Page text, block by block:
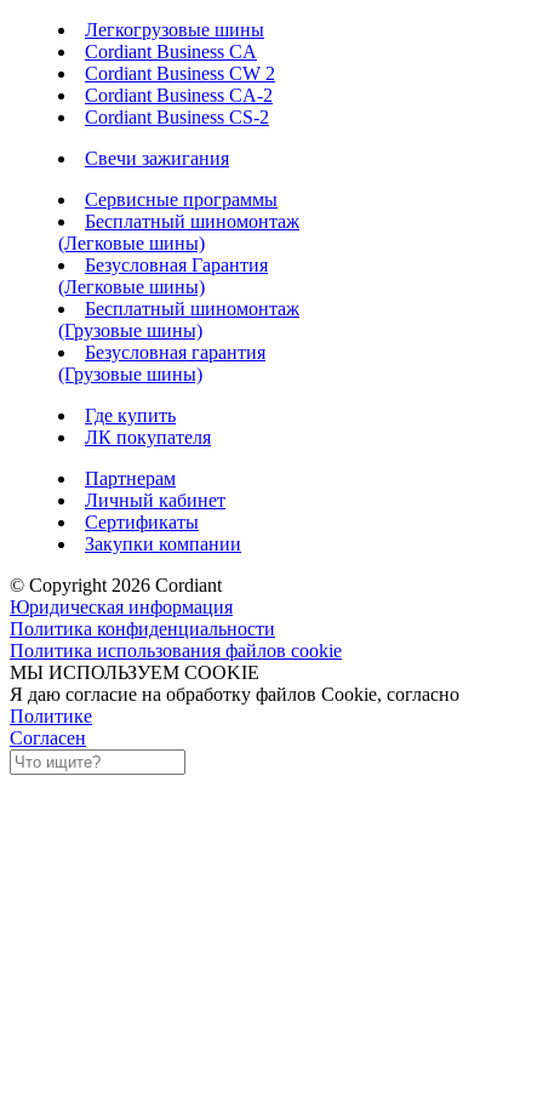
Легкогрузовые шины
Cordiant Business CA
Cordiant Business CW 2
Cordiant Business CA-2
Cordiant Business CS-2
Свечи зажигания
Сервисные программы
Бесплатный шиномонтаж
(Легковые шины)
Безусловная Гарантия
(Легковые шины)
Бесплатный шиномонтаж
(Грузовые шины)
Безусловная гарантия
(Грузовые шины)
Где купить
ЛК покупателя
Партнерам
Личный кабинет
Сертификаты
Закупки компании
© Copyright 2026 Cordiant
Юридическая информация
Политика конфиденциальности
Политика использования файлов cookie
МЫ ИСПОЛЬЗУЕМ COOKIE
Я даю согласие на обработку файлов Cookie, согласно
Политике
Согласен